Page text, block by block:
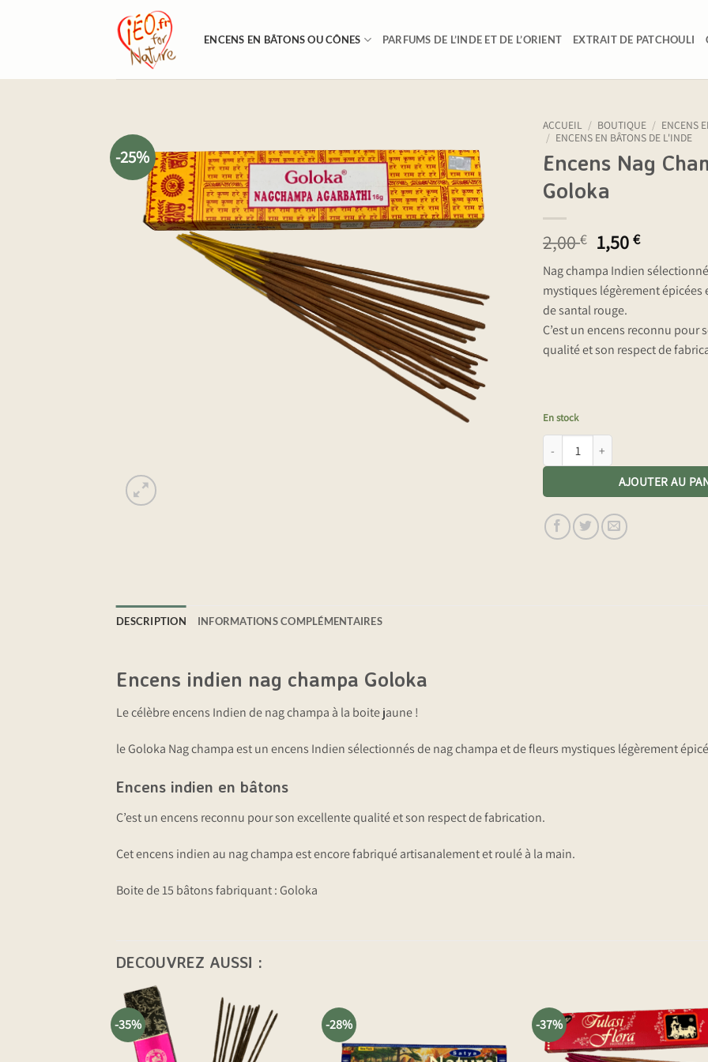
ENCENS EN BÂTONS OU CÔNES PARFUMS DE L’INDE ET DE L’ORIENT EXTRAIT DE PATCHOULI
-25%
ACCUEIL / BOUTIQUE / ENCENS
/ ENCENS EN BÂTONS DE L'INDE
Encens Nag
Goloka
2,00€ Le
prix
initial
était :
2,00 €.
1,50€Le
prix
actuel
est :
Nag champa Indien
mystiques légèrement épicées
de santal rouge.
C’est un encens reconnu pour
qualité et son respect de
En stock
quantité de Encens Nag Champa
AJOUTER AU
DESCRIPTION INFORMATIONS COMPLÉMENTAIRES
Encens indien nag champa Goloka
Le célèbre encens Indien de nag champa à la boite jaune !
le Goloka Nag champa est un encens Indien sélectionnés de nag champa et de fleurs mystiques légèrement
Encens indien en bâtons
C’est un encens reconnu pour son excellente qualité et son respect de fabrication.
Cet encens indien au nag champa est encore fabriqué artisanalement et roulé à la main.
Boite de 15 bâtons fabriquant : Goloka
-35% -28% -37%